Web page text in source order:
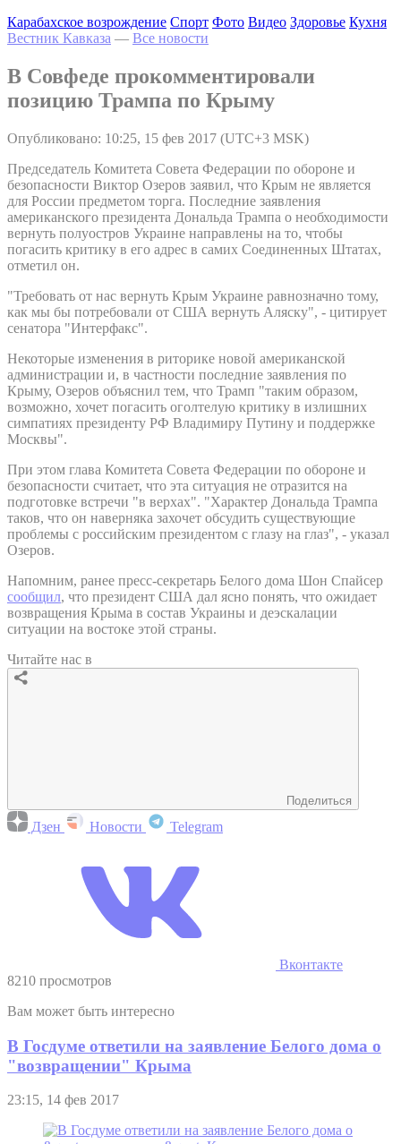
Карабахское возрождение Спорт Фото Видео Здоровье Кухня
Вестник Кавказа — Все новости
В Совфеде прокомментировали
позицию Трампа по Крыму
Опубликовано: 10:25, 15 фев 2017 (UTC+3 MSK)
Председатель Комитета Совета Федерации по обороне и
безопасности Виктор Озеров заявил, что Крым не является
для России предметом торга. Последние заявления
американского президента Дональда Трампа о необходимости
вернуть полуостров Украине направлены на то, чтобы
погасить критику в его адрес в самих Соединенных Штатах,
отметил он.
"Требовать от нас вернуть Крым Украине равнозначно тому,
как мы бы потребовали от США вернуть Аляску", - цитирует
сенатора "Интерфакс".
Некоторые изменения в риторике новой американской
администрации и, в частности последние заявления по
Крыму, Озеров объяснил тем, что Трамп "таким образом,
возможно, хочет погасить оголтелую критику в излишних
симпатиях президенту РФ Владимиру Путину и поддержке
Москвы".
При этом глава Комитета Совета Федерации по обороне и
безопасности считает, что эта ситуация не отразится на
подготовке встречи "в верхах". "Характер Дональда Трампа
таков, что он наверняка захочет обсудить существующие
проблемы с российским президентом с глазу на глаз", - указал
Озеров.
Напомним, ранее пресс-секретарь Белого дома Шон Спайсер
сообщил, что президент США дал ясно понять, что ожидает
возвращения Крыма в состав Украины и деэскалации
ситуации на востоке этой страны.
Читайте нас в
Поделиться
Дзен Новости Telegram
Вконтакте
8210 просмотров
Вам может быть интересно
В Госдуме ответили на заявление Белого дома о
"возвращении" Крыма
23:15, 14 фев 2017